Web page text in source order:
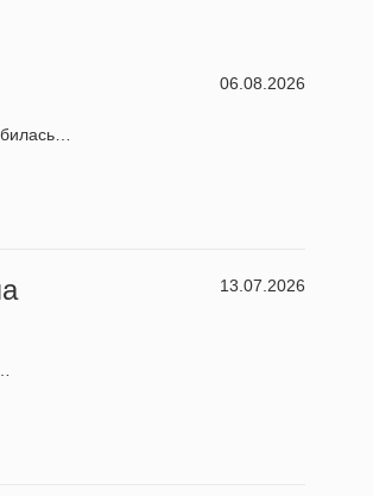
06.08.2026
13.07.2026